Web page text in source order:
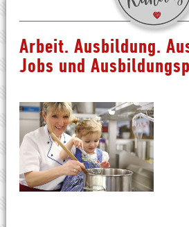
Arbeit. Ausbildung.
Jobs und